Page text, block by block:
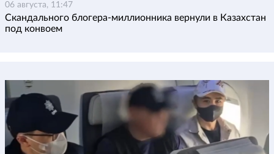
06 августа, 11:47
Скандального блогера-миллионника вернули в Казахстан
под конвоем